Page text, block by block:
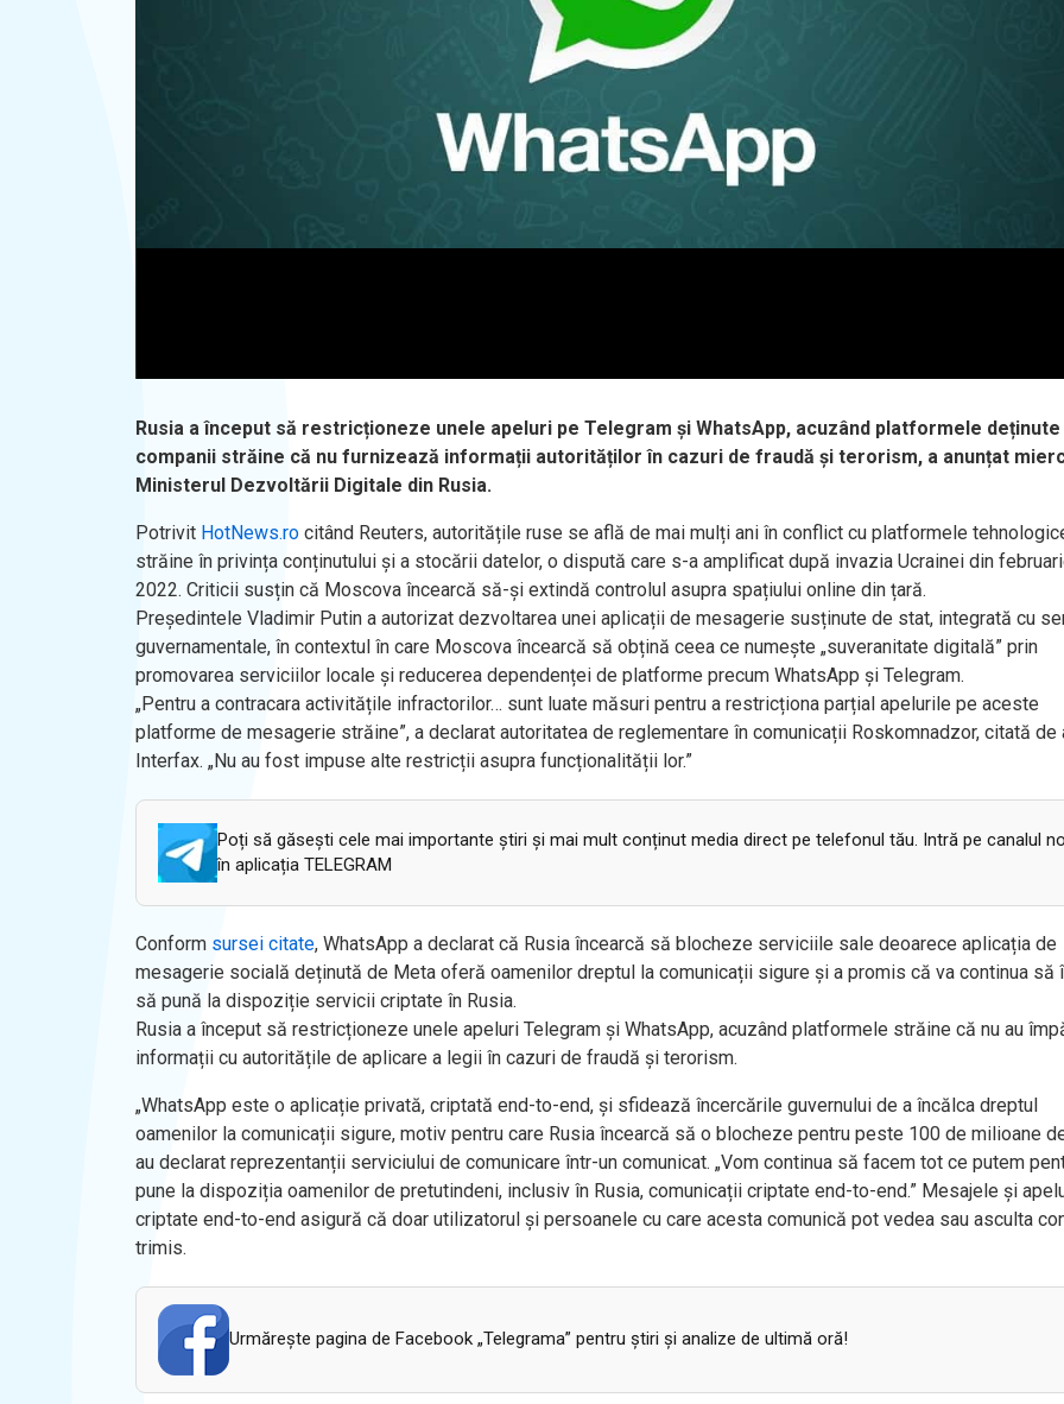
Rusia a început să restricționeze unele apeluri pe Telegram și WhatsApp, acuzând platformele deținute
companii străine că nu furnizează informații autorităților în cazuri de fraudă și terorism, a anunțat
Ministerul Dezvoltării Digitale din Rusia.
Potrivit HotNews.ro citând Reuters, autoritățile ruse se află de mai mulți ani în conflict cu platformele
străine în privința conținutului și a stocării datelor, o dispută care s-a amplificat după invazia Ucrainei din
2022. Criticii susțin că Moscova încearcă să-și extindă controlul asupra spațiului online din țară.
Președintele Vladimir Putin a autorizat dezvoltarea unei aplicații de mesagerie susținute de stat, integrată cu
guvernamentale, în contextul în care Moscova încearcă să obțină ceea ce numește „suveranitate digitală” prin
promovarea serviciilor locale și reducerea dependenței de platforme precum WhatsApp și Telegram.
„Pentru a contracara activitățile infractorilor… sunt luate măsuri pentru a restricționa parțial apelurile pe aceste
platforme de mesagerie străine”, a declarat autoritatea de reglementare în comunicații Roskomnadzor, citată de
Interfax. „Nu au fost impuse alte restricții asupra funcționalității lor.”
Poți să găsești cele mai importante știri și mai mult conținut media direct pe telefonul tău. Intră pe canalul
în aplicația TELEGRAM
Conform sursei citate, WhatsApp a declarat că Rusia încearcă să blocheze serviciile sale deoarece aplicația de
mesagerie socială deținută de Meta oferă oamenilor dreptul la comunicații sigure și a promis că va continua să
să pună la dispoziție servicii criptate în Rusia.
Rusia a început să restricționeze unele apeluri Telegram și WhatsApp, acuzând platformele străine că nu au
informații cu autoritățile de aplicare a legii în cazuri de fraudă și terorism.
„WhatsApp este o aplicație privată, criptată end-to-end, și sfidează încercările guvernului de a încălca dreptul
oamenilor la comunicații sigure, motiv pentru care Rusia încearcă să o blocheze pentru peste 100 de milioane
au declarat reprezentanții serviciului de comunicare într-un comunicat. „Vom continua să facem tot ce putem
pune la dispoziția oamenilor de pretutindeni, inclusiv în Rusia, comunicații criptate end-to-end.” Mesajele și
criptate end-to-end asigură că doar utilizatorul și persoanele cu care acesta comunică pot vedea sau asculta
trimis.
Urmăreşte pagina de Facebook „Telegrama” pentru ştiri şi analize de ultimă oră!